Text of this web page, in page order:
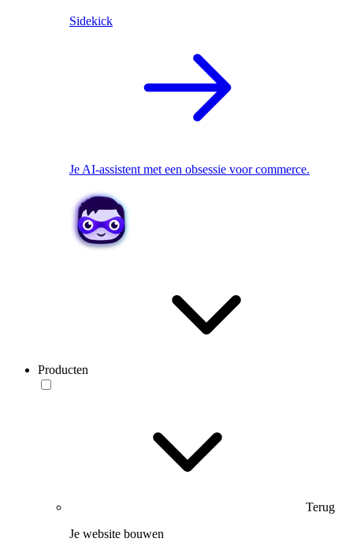
Sidekick
Je AI-assistent met een obsessie voor commerce.
Producten
Terug
Je website bouwen